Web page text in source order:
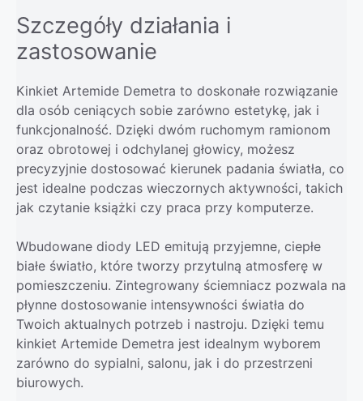
Szczegóły działania i
zastosowanie
Kinkiet Artemide Demetra to doskonałe rozwiązanie
dla osób ceniących sobie zarówno estetykę, jak i
funkcjonalność. Dzięki dwóm ruchomym ramionom
oraz obrotowej i odchylanej głowicy, możesz
precyzyjnie dostosować kierunek padania światła, co
jest idealne podczas wieczornych aktywności, takich
jak czytanie książki czy praca przy komputerze.
Wbudowane diody LED emitują przyjemne, ciepłe
białe światło, które tworzy przytulną atmosferę w
pomieszczeniu. Zintegrowany ściemniacz pozwala na
płynne dostosowanie intensywności światła do
Twoich aktualnych potrzeb i nastroju. Dzięki temu
kinkiet Artemide Demetra jest idealnym wyborem
zarówno do sypialni, salonu, jak i do przestrzeni
biurowych.